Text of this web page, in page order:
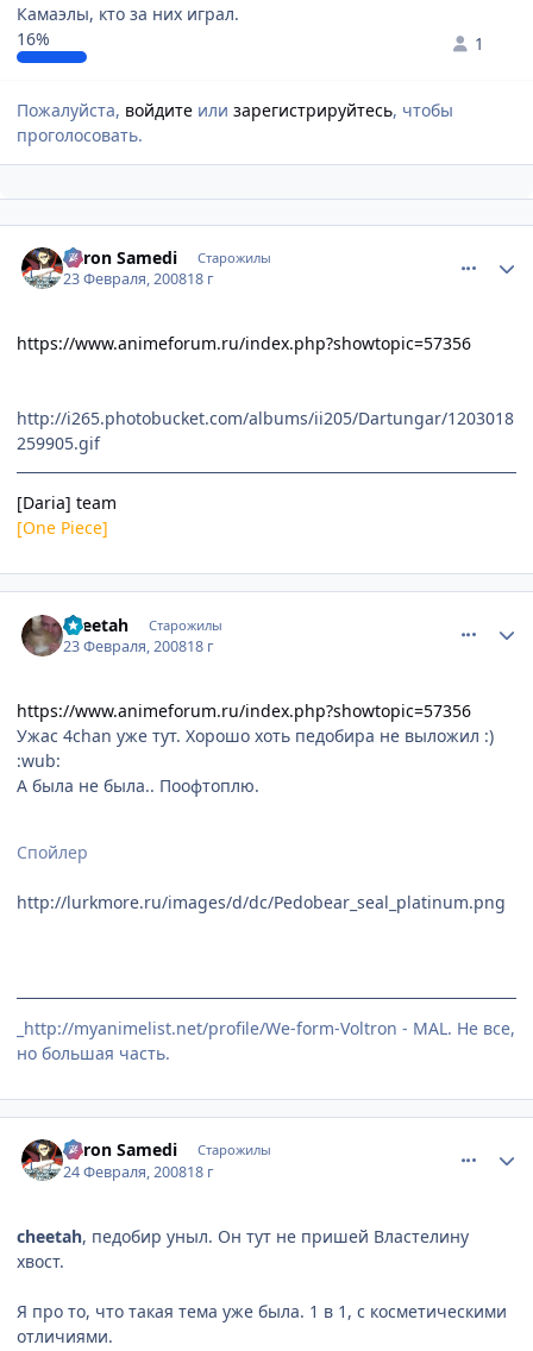
Камаэлы, кто за них играл.
16%
1
Пожалуйста, войдите или зарегистрируйтесь, чтобы
проголосовать.
Baron Samedi Старожилы
23 Февраля, 200818 г
https://www.animeforum.ru/index.php?showtopic=57356
http://i265.photobucket.com/albums/ii205/Dartungar/1203018
259905.gif
[Daria] team
[One Piece]
cheetah Старожилы
23 Февраля, 200818 г
https://www.animeforum.ru/index.php?showtopic=57356
Ужас 4chan уже тут. Хорошо хоть педобира не выложил :)
:wub:
А была не была.. Поофтоплю.
Спойлер
http://lurkmore.ru/images/d/dc/Pedobear_seal_platinum.png
_http://myanimelist.net/profile/We-form-Voltron - MAL. Не все,
но большая часть.
Baron Samedi Старожилы
24 Февраля, 200818 г
cheetah, педобир уныл. Он тут не пришей Властелину
хвост.
Я про то, что такая тема уже была. 1 в 1, с косметическими
отличиями.